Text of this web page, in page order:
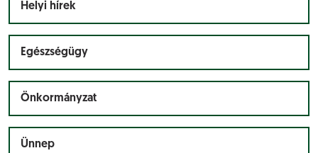
Helyi hírek
Egészségügy
Önkormányzat
Ünnep